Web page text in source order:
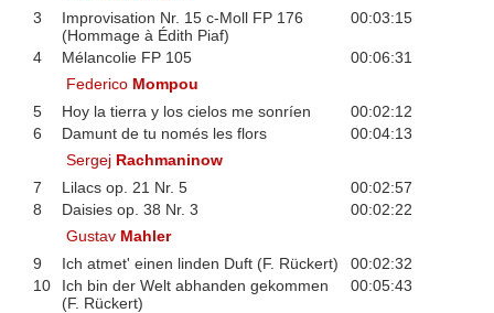
3
Improvisation Nr. 15 c-Moll FP 176
(Hommage à Édith Piaf)
00:03:15
4 Mélancolie FP 105
00:06:31
Federico Mompou
5
Hoy la tierra y los cielos me sonríen
00:02:12
6
Damunt de tu només les flors
00:04:13
Sergej Rachmaninow
7
Lilacs op. 21 Nr. 5
00:02:57
8
Daisies op. 38 Nr. 3
00:02:22
Gustav Mahler
9
Ich atmet' einen linden Duft (F. Rückert)
00:02:32
10
Ich bin der Welt abhanden gekommen
(F. Rückert)
00:05:43